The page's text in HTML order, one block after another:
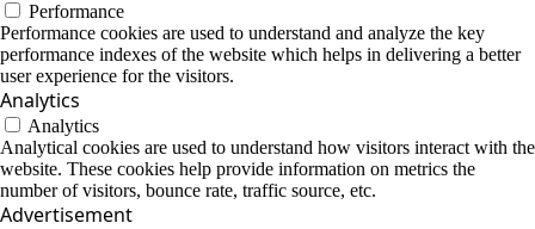
Performance
Performance cookies are used to understand and analyze the key
performance indexes of the website which helps in delivering a better
user experience for the visitors.
Analytics
Analytics
Analytical cookies are used to understand how visitors interact with the
website. These cookies help provide information on metrics the
number of visitors, bounce rate, traffic source, etc.
Advertisement